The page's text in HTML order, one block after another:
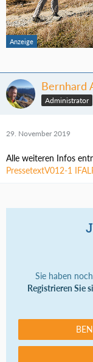
Bernhard
Administrator
29. November 2019
Alle weiteren Infos
PressetextV012-1
Sie haben
Registrieren Sie